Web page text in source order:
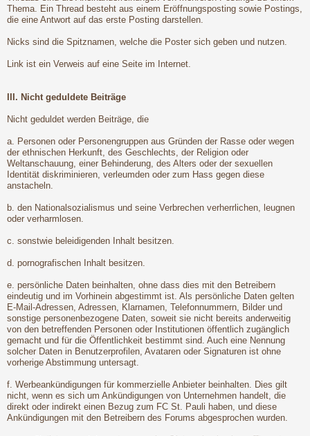
Thema. Ein Thread besteht aus einem Eröffnungsposting sowie Postings,
die eine Antwort auf das erste Posting darstellen.
Nicks sind die Spitznamen, welche die Poster sich geben und nutzen.
Link ist ein Verweis auf eine Seite im Internet.
III. Nicht geduldete Beiträge
Nicht geduldet werden Beiträge, die
a. Personen oder Personengruppen aus Gründen der Rasse oder wegen
der ethnischen Herkunft, des Geschlechts, der Religion oder
Weltanschauung, einer Behinderung, des Alters oder der sexuellen
Identität diskriminieren, verleumden oder zum Hass gegen diese
anstacheln.
b. den Nationalsozialismus und seine Verbrechen verherrlichen, leugnen
oder verharmlosen.
c. sonstwie beleidigenden Inhalt besitzen.
d. pornografischen Inhalt besitzen.
e. persönliche Daten beinhalten, ohne dass dies mit den Betreibern
eindeutig und im Vorhinein abgestimmt ist. Als persönliche Daten gelten
E-Mail-Adressen, Adressen, Klarnamen, Telefonnummern, Bilder und
sonstige personenbezogene Daten, soweit sie nicht bereits anderweitig
von den betreffenden Personen oder Institutionen öffentlich zugänglich
gemacht und für die Öffentlichkeit bestimmt sind. Auch eine Nennung
solcher Daten in Benutzerprofilen, Avataren oder Signaturen ist ohne
vorherige Abstimmung untersagt.
f. Werbeankündigungen für kommerzielle Anbieter beinhalten. Dies gilt
nicht, wenn es sich um Ankündigungen von Unternehmen handelt, die
direkt oder indirekt einen Bezug zum FC St. Pauli haben, und diese
Ankündigungen mit den Betreibern des Forums abgesprochen wurden.